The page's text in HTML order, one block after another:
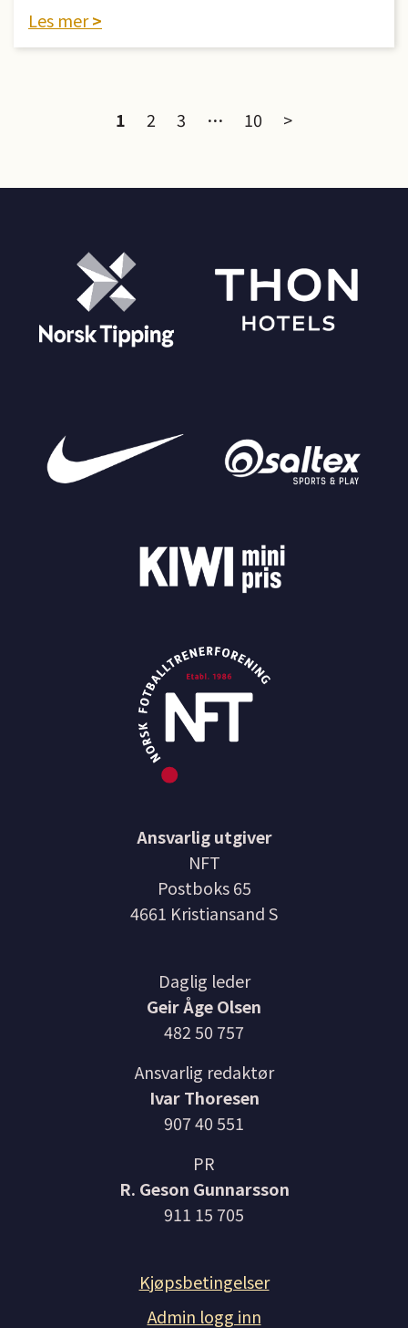
Les mer
1 2 3 … 10 >
Ansvarlig utgiver
NFT
Postboks 65
4661 Kristiansand S
Daglig leder
Geir Åge Olsen
482 50 757
Ansvarlig redaktør
Ivar Thoresen
907 40 551
PR
R. Geson Gunnarsson
911 15 705
Kjøpsbetingelser
Admin logg inn